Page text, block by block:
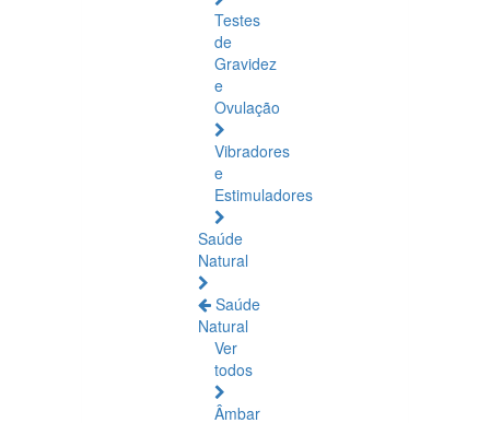
Testes
de
Gravidez
e
Ovulação
Vibradores
e
Estimuladores
Saúde
Natural
Saúde
Natural
Ver
todos
Âmbar